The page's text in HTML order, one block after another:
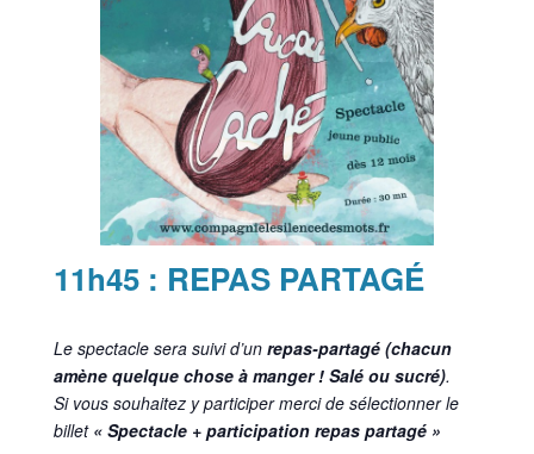
11h45 : REPAS PARTAGÉ
Le spectacle sera suivi d’un repas-partagé (chacun
amène quelque chose à manger ! Salé ou sucré).
Si vous souhaitez y participer merci de sélectionner le
billet « Spectacle + participation repas partagé »